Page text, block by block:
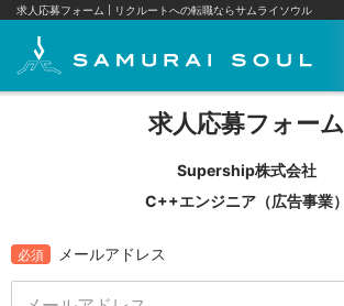
求人応募フォーム リクルートへの転職ならサムライソウル
求人応募フォーム
Supership株式会社
C++エンジニア（広告事業）
必須 メールアドレス